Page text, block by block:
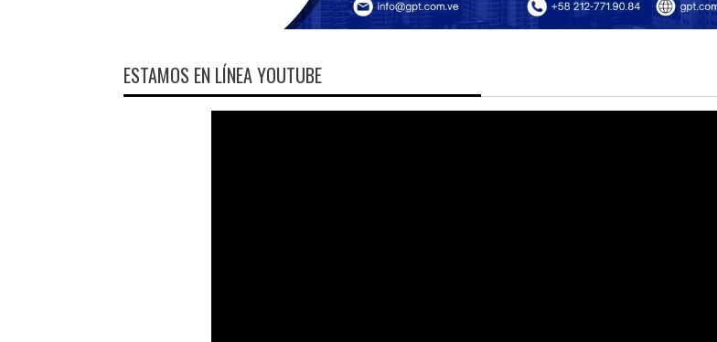
ESTAMOS EN LÍNEA YOUTUBE